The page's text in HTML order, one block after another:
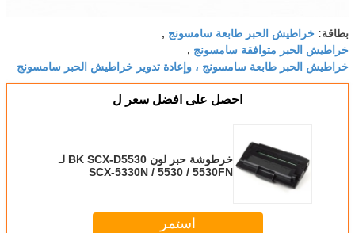
بطاقة: خراطيش الحبر طابعة سامسونج ,
خراطيش الحبر متوافقة سامسونج ,
خراطيش الحبر طابعة سامسونج ، وإعادة تدوير خراطيش الحبر سامسونج
احصل على افضل سعر ل
خرطوشة حبر لون BK SCX-D5530 لـ
SCX-5330N / 5530 / 5530FN
استمر